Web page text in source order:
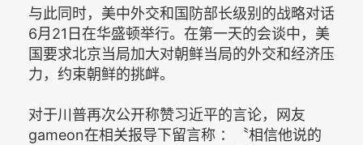
与此同时，美中外交和国防部长级别的战略对话
6月21日在华盛顿举行。在第一天的会谈中，美
国要求北京当局加大对朝鲜当局的外交和经济压
力，约束朝鲜的挑衅。
对于川普再次公开称赞习近平的言论，网友
gameon在相关报导下留言称 ：〝相信他说的